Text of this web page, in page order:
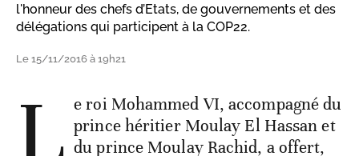
l'honneur des chefs d’Etats, de gouvernements et des
délégations qui participent à la COP22.
Le 15/11/2016 à 19h21
L e roi Mohammed VI, accompagné du
prince héritier Moulay El Hassan et
du prince Moulay Rachid, a offert,